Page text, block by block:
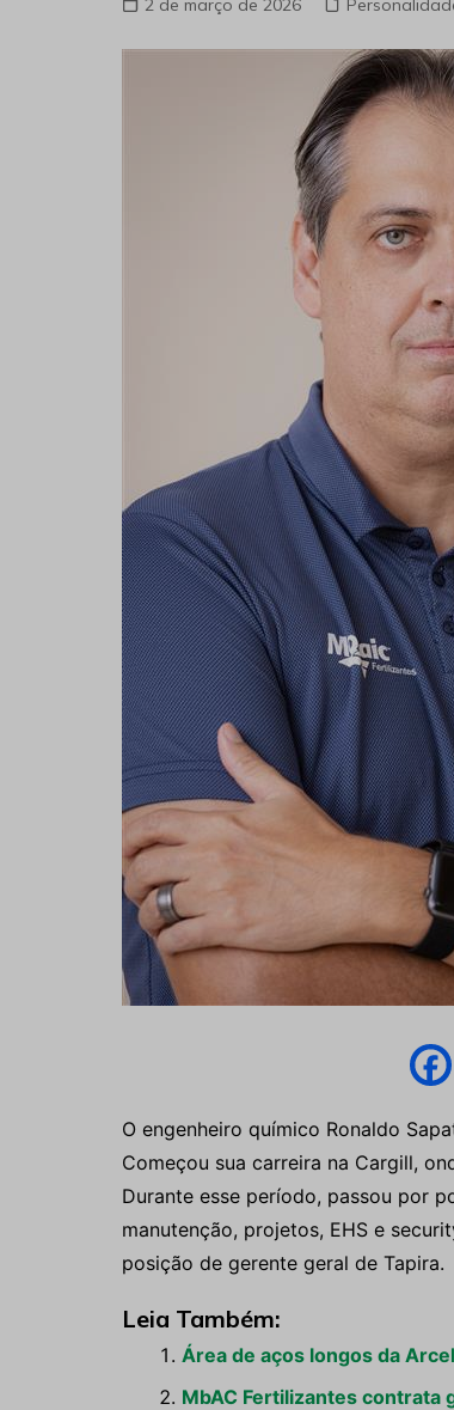
2 de março de 2026
O engenheiro químico Ronaldo
Começou sua carreira na Cargill,
Durante esse período, passou por
manutenção, projetos, EHS e
posição de gerente geral de Tapira.
Leia Também:
Área de aços longos da
MbAC Fertilizantes contrata